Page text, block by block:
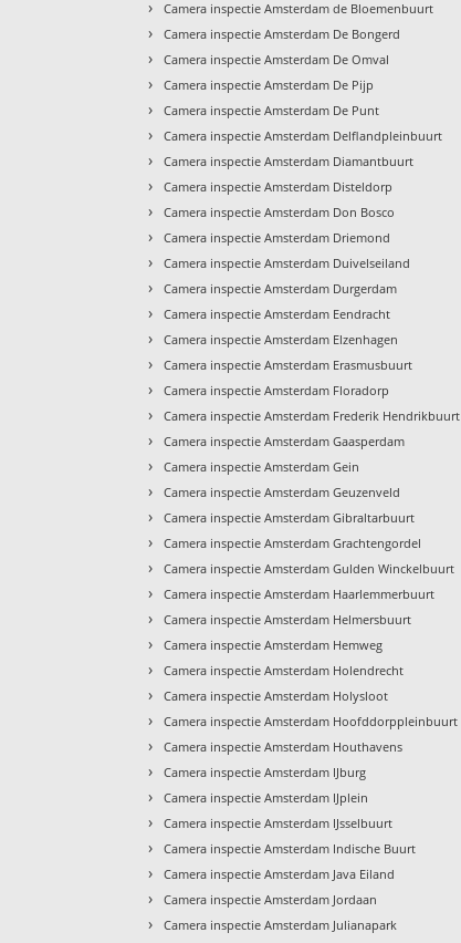
› Camera inspectie Amsterdam de Bloemenbuurt
› Camera inspectie Amsterdam De Bongerd
› Camera inspectie Amsterdam De Omval
› Camera inspectie Amsterdam De Pijp
› Camera inspectie Amsterdam De Punt
› Camera inspectie Amsterdam Delflandpleinbuurt
› Camera inspectie Amsterdam Diamantbuurt
› Camera inspectie Amsterdam Disteldorp
› Camera inspectie Amsterdam Don Bosco
› Camera inspectie Amsterdam Driemond
› Camera inspectie Amsterdam Duivelseiland
› Camera inspectie Amsterdam Durgerdam
› Camera inspectie Amsterdam Eendracht
› Camera inspectie Amsterdam Elzenhagen
› Camera inspectie Amsterdam Erasmusbuurt
› Camera inspectie Amsterdam Floradorp
› Camera inspectie Amsterdam Frederik Hendrikbuurt
› Camera inspectie Amsterdam Gaasperdam
› Camera inspectie Amsterdam Gein
› Camera inspectie Amsterdam Geuzenveld
› Camera inspectie Amsterdam Gibraltarbuurt
› Camera inspectie Amsterdam Grachtengordel
› Camera inspectie Amsterdam Gulden Winckelbuurt
› Camera inspectie Amsterdam Haarlemmerbuurt
› Camera inspectie Amsterdam Helmersbuurt
› Camera inspectie Amsterdam Hemweg
› Camera inspectie Amsterdam Holendrecht
› Camera inspectie Amsterdam Holysloot
› Camera inspectie Amsterdam Hoofddorppleinbuurt
› Camera inspectie Amsterdam Houthavens
› Camera inspectie Amsterdam IJburg
› Camera inspectie Amsterdam IJplein
› Camera inspectie Amsterdam IJsselbuurt
› Camera inspectie Amsterdam Indische Buurt
› Camera inspectie Amsterdam Java Eiland
› Camera inspectie Amsterdam Jordaan
› Camera inspectie Amsterdam Julianapark